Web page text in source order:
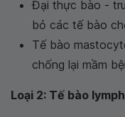
Đại thực bào -
bỏ các tế bào
Tế bào
chống lại mầm
Loại 2: Tế bào